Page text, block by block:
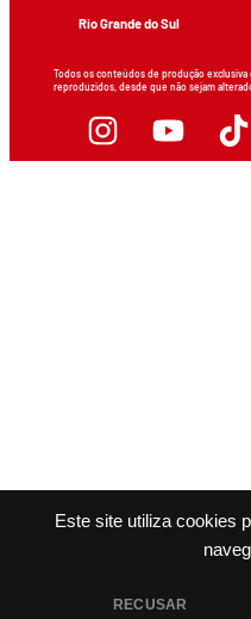
Este site utiliza cookies
RECUSAR
Rio Grande do Sul
Todos os conteúdos de produção
reproduzidos, desde que não sejam